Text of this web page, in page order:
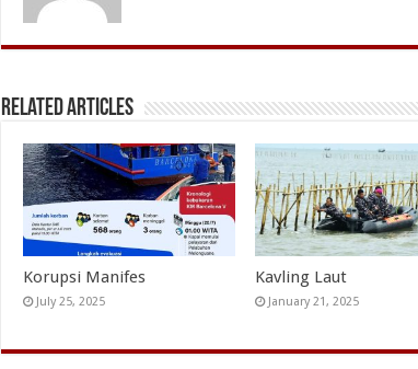
Related Articles
Korupsi Manifes
July 25, 2025
Kavling Laut
January 21, 2025